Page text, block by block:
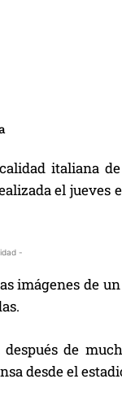
italiana
el jueves
-
imágenes de
de
desde el